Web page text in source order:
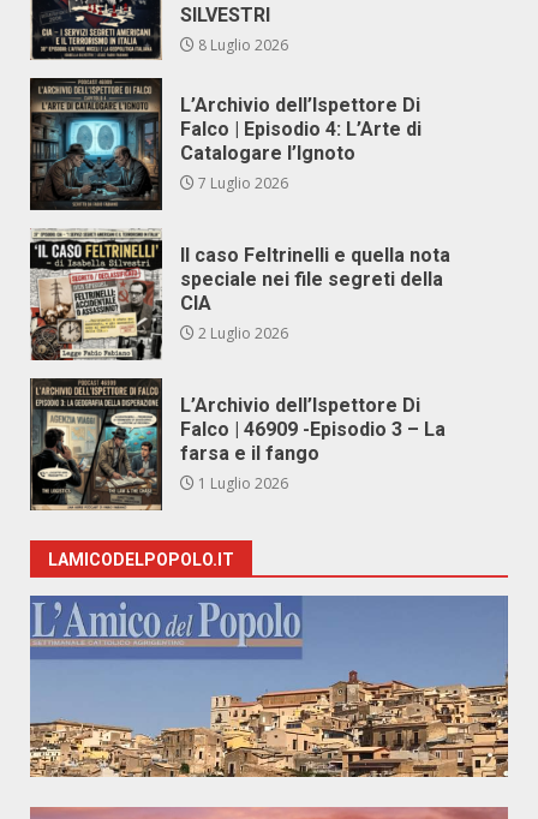
SILVESTRI
8 Luglio 2026
L’Archivio dell’Ispettore Di
Falco | Episodio 4: L’Arte di
Catalogare l’Ignoto
7 Luglio 2026
Il caso Feltrinelli e quella nota
speciale nei file segreti della
CIA
2 Luglio 2026
L’Archivio dell’Ispettore Di
Falco | 46909 -Episodio 3 – La
farsa e il fango
1 Luglio 2026
LAMICODELPOPOLO.IT